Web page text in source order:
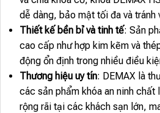
dễ dàng, bảo mật tối đa và
Thiết kế bền bỉ và tinh tế: Sản
cao cấp như hợp kim kẽm và
động ổn định trong nhiều điều
Thương hiệu uy tín: DEMAX là
các sản phẩm khóa an ninh
rộng rãi tại các khách sạn lớn,